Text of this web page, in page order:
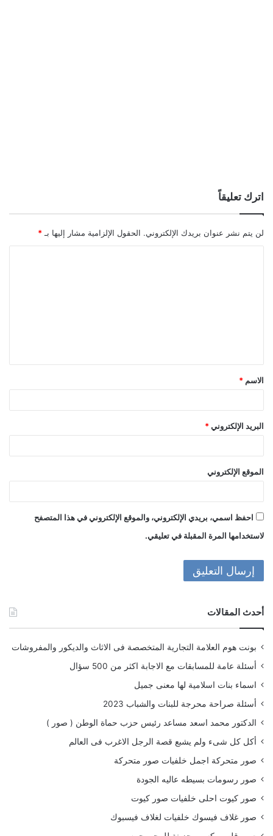
اترك تعليقاً
لن يتم نشر عنوان بريدك الإلكتروني. الحقول الإلزامية مشار إليها بـ *
ق
*
الاسم *
البريد الإلكتروني *
الموقع الإلكتروني
احفظ اسمي، بريدي الإلكتروني، والموقع الإلكتروني في هذا المتصفح
لاستخدامها المرة المقبلة في تعليقي.
أحدث المقالات
بونت هوم العلامة التجارية المتخصصة فى الاثاث والديكور والمفروشات
أسئلة عامة للمسابقات مع الاجابة اكثر من 500 سؤال
اسماء بنات اسلامية لها معنى جميل
أسئلة صراحة محرجة للبنات والشباب 2023
الدكتور محمد اسعد مساعد رئيس حزب حماة الوطن ( صور )
أكل كل شىء ولم يشبع قصة الرجل الاغرب فى العالم
صور متحركة اجمل خلفيات صور متحركة
صور رسومات بسيطه عاليه الجودة
صور كيوت احلى خلفيات صور كيوت
صور غلاف فيسوك خلفيات لغلاف فيسبوك